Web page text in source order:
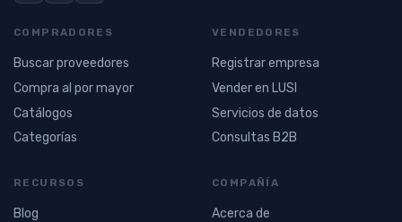
COMPRADORES
Buscar proveedores
Compra al por mayor
Catálogos
Categorías
VENDEDORES
Registrar empresa
Vender en LUSI
Servicios de datos
Consultas B2B
RECURSOS
Blog
COMPAÑÍA
Acerca de